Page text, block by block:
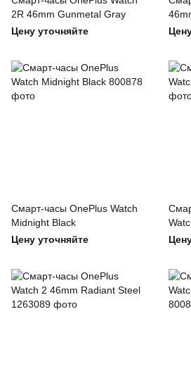
2R 46mm Gunmetal Gray
Цену уточняйте
Смарт-часы OnePlus Watch
Midnight Black
Цену уточняйте